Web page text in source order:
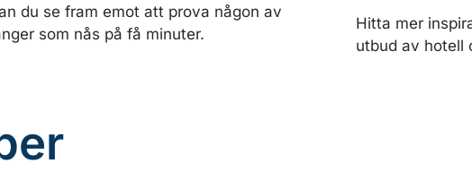
du se fram emot att prova någon av
som nås på få minuter.
Hitta mer
utbud av hotell